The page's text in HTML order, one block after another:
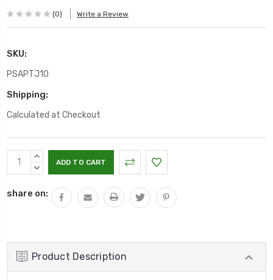
(0) Write a Review
SKU:
PSAPTJ10
Shipping:
Calculated at Checkout
Current
Stock:
INCREASE
QUANTITY:
DECREASE
share on:
Product Description